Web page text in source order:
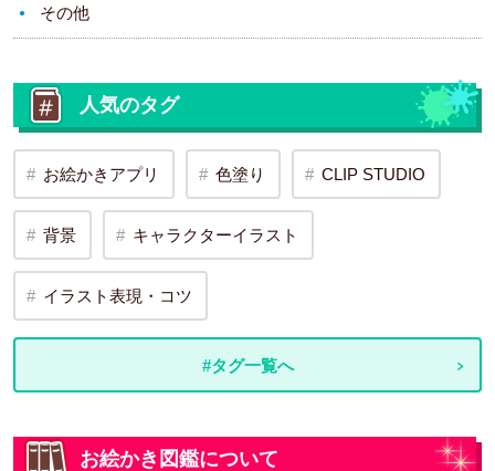
その他
人気のタグ
お絵かきアプリ 色塗り CLIP STUDIO
背景 キャラクターイラスト
イラスト表現・コツ
#タグ一覧へ
お絵かき図鑑について